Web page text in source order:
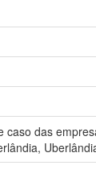
caso das